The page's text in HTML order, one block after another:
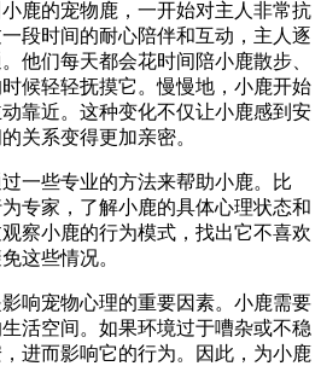
鹿的宠物鹿，一开始对主人非常抗
段时间的耐心陪伴和互动，主人逐
他们每天都会花时间陪小鹿散步、
候轻轻抚摸它。慢慢地，小鹿开始
靠近。这种变化不仅让小鹿感到安
关系变得更加亲密。
一些专业的方法来帮助小鹿。比
专家，了解小鹿的具体心理状态和
察小鹿的行为模式，找出它不喜欢
这些情况。
响宠物心理的重要因素。小鹿需要
活空间。如果环境过于嘈杂或不稳
进而影响它的行为。因此，为小鹿